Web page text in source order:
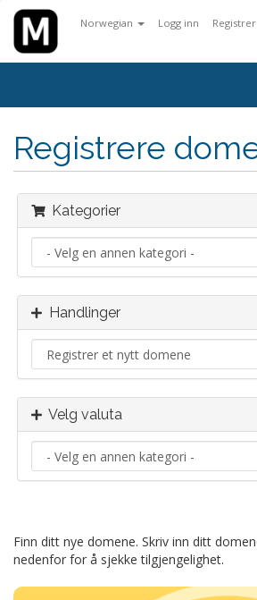
Norwegian Logg inn Registrer
Registrere
Kategorier
Handlinger
Velg valuta
Finn ditt nye domene. Skriv inn ditt
nedenfor for å sjekke tilgjengelighet.